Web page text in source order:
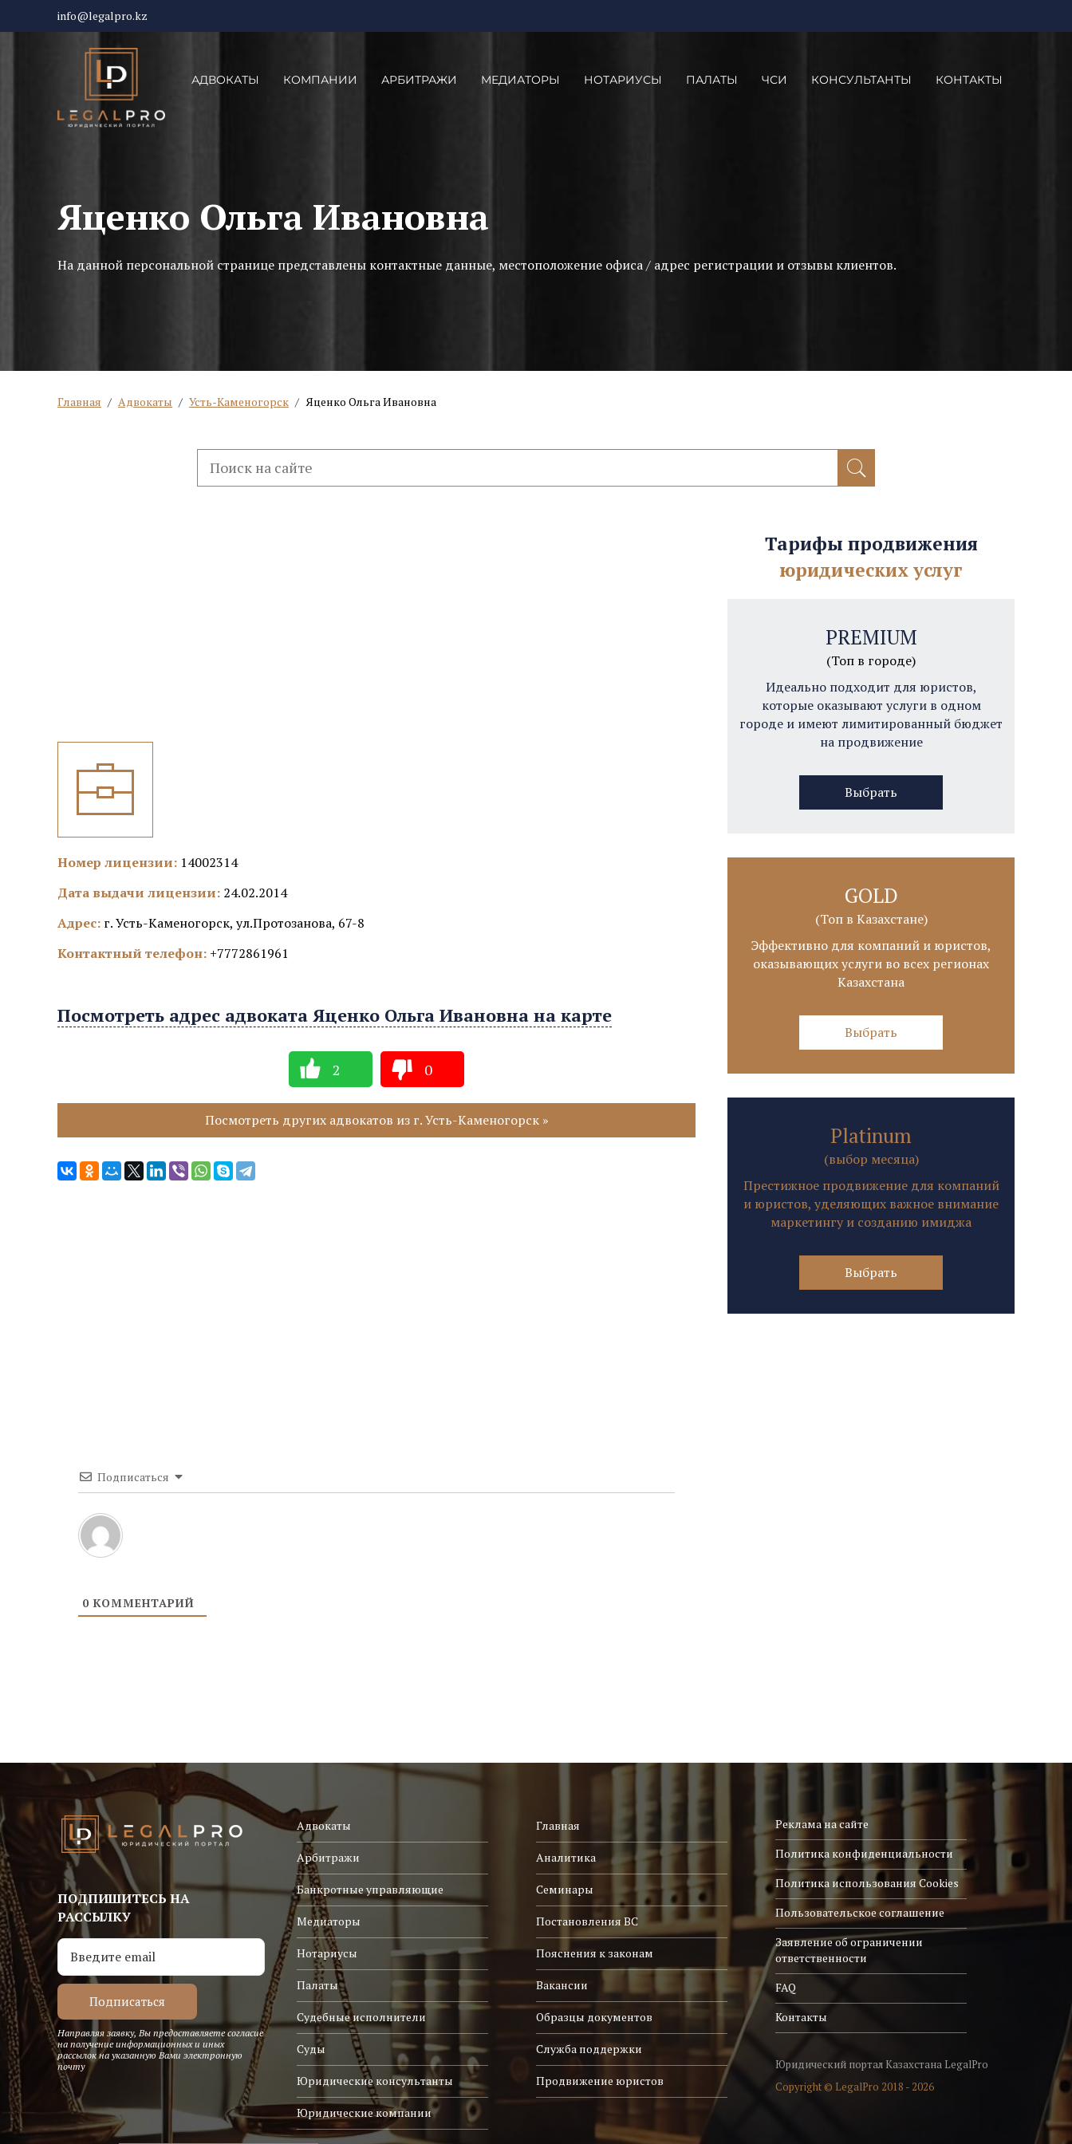
info@legalpro.kz
АДВОКАТЫ КОМПАНИИ АРБИТРАЖИ МЕДИАТОРЫ НОТАРИУСЫ ПАЛАТЫ ЧСИ КОНСУЛЬТАНТЫ КОНТАКТЫ
Яценко Ольга Ивановна
На данной персональной странице представлены контактные данные, местоположение офиса / адрес регистрации и отзывы клиентов.
Главная / Адвокаты / Усть-Каменогорск / Яценко Ольга Ивановна
Номер лицензии: 14002314
Дата выдачи лицензии: 24.02.2014
Адрес: г. Усть-Каменогорск, ул.Протозанова, 67-8
Контактный телефон: +7772861961
Посмотреть адрес адвоката Яценко Ольга Ивановна на карте
2 0
Посмотреть других адвокатов из г. Усть-Каменогорск »
Подписаться
0 КОММЕНТАРИЙ
Тарифы продвижения
юридических услуг
PREMIUM
(Топ в городе)
Идеально подходит для юристов,
которые оказывают услуги в одном
городе и имеют лимитированный бюджет
на продвижение
Выбрать
GOLD
(Топ в Казахстане)
Эффективно для компаний и юристов,
оказывающих услуги во всех регионах
Казахстана
Выбрать
Platinum
(выбор месяца)
Престижное продвижение для компаний
и юристов, уделяющих важное внимание
маркетингу и созданию имиджа
Выбрать
ПОДПИШИТЕСЬ НА
РАССЫЛКУ
Направляя заявку, Вы предоставляете согласие
на получение информационных и иных
рассылок на указанную Вами электронную
почту
Адвокаты
Арбитражи
Банкротные управляющие
Медиаторы
Нотариусы
Палаты
Судебные исполнители
Суды
Юридические консультанты
Юридические компании
Главная
Аналитика
Семинары
Постановления ВС
Пояснения к законам
Вакансии
Образцы документов
Служба поддержки
Продвижение юристов
Реклама на сайте
Политика конфиденциальности
Политика использования Cookies
Пользовательское соглашение
Заявление об ограничении
ответственности
FAQ
Контакты
Юридический портал Казахстана LegalPro
Copyright © LegalPro 2018 - 2026